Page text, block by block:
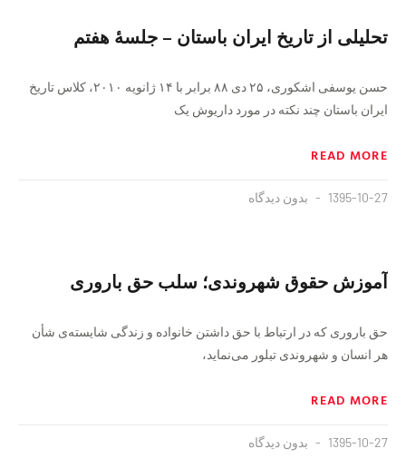
تحلیلی از تاریخ ایران باستان – جلسهٔ هفتم
حسن یوسفی اشکوری، ۲۵ دى ۸۸ برابر با ۱۴ ژانویه ۲۰۱۰، کلاس تاریخ
ایران باستان چند نکته در مورد داریوش یک
READ MORE
1395-10-27 بدون دیدگاه
آموزش حقوق شهروندی؛ سلب حق بارورى
حق بارورى که در ارتباط با حق داشتن خانواده و زندگی شایسته‌ی شأن
هر انسان و شهروندی تبلور می‌نماید،
READ MORE
1395-10-27 بدون دیدگاه